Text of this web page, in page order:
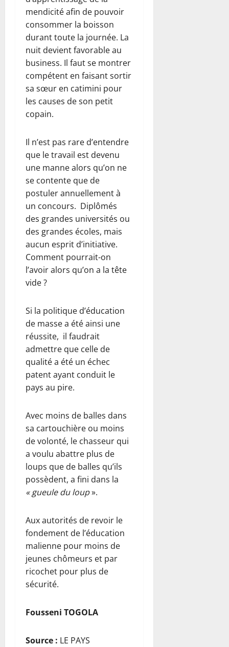
mendicité afin de pouvoir
consommer la boisson
durant toute la journée. La
nuit devient favorable au
business. Il faut se montrer
compétent en faisant sortir
sa sœur en catimini pour
les causes de son petit
copain.
Il n’est pas rare d’entendre
que le travail est devenu
une manne alors qu’on ne
se contente que de
postuler annuellement à
un concours. Diplômés
des grandes universités ou
des grandes écoles, mais
aucun esprit d’initiative.
Comment pourrait-on
l’avoir alors qu’on a la tête
vide ?
Si la politique d’éducation
de masse a été ainsi une
réussite, il faudrait
admettre que celle de
qualité a été un échec
patent ayant conduit le
pays au pire.
Avec moins de balles dans
sa cartouchière ou moins
de volonté, le chasseur qui
a voulu abattre plus de
loups que de balles qu’ils
possèdent, a fini dans la
« gueule du loup».
Aux autorités de revoir le
fondement de l’éducation
malienne pour moins de
jeunes chômeurs et par
ricochet pour plus de
sécurité.
Fousseni TOGOLA
Source : LE PAYS